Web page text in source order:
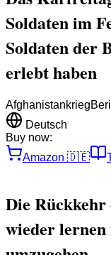
Soldaten im
Soldaten der
erlebt haben
Afghanistankrieg
Deutsch
Buy now:
Amazon 🇩🇪
Die
wieder